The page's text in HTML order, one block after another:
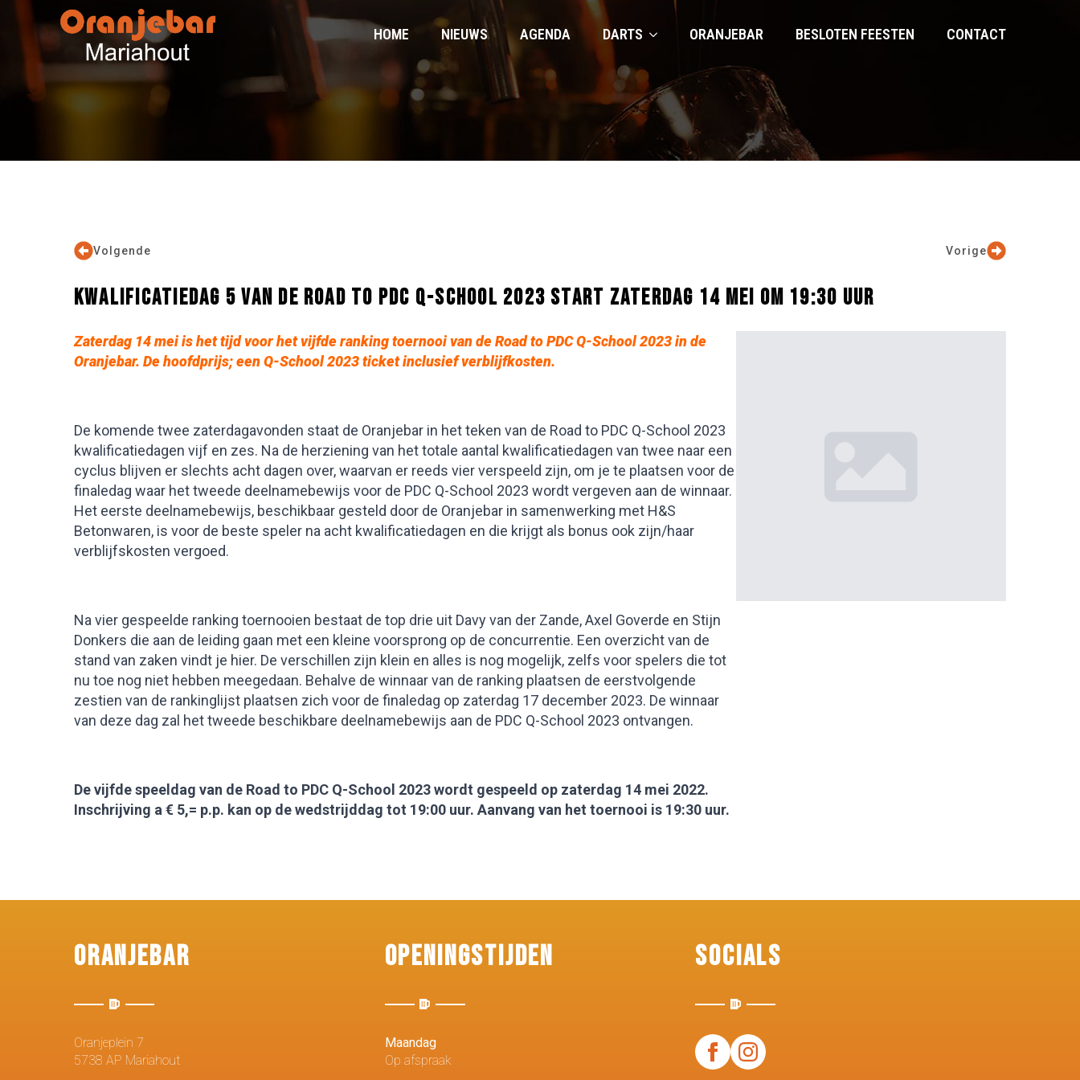
HOME NIEUWS AGENDA DARTS ORANJEBAR BESLOTEN FEESTEN CONTACT
Vorige
Volgende
KWALIFICATIEDAG 5 VAN DE ROAD TO PDC Q-SCHOOL 2023 START ZATERDAG 14 MEI OM 19:30 UUR
Zaterdag 14 mei is het tijd voor het vijfde ranking toernooi van de Road to PDC Q-School 2023 in de
Oranjebar. De hoofdprijs; een Q-School 2023 ticket inclusief verblijfkosten.
De komende twee zaterdagavonden staat de Oranjebar in het teken van de Road to PDC Q-School 2023
kwalificatiedagen vijf en zes. Na de herziening van het totale aantal kwalificatiedagen van twee naar een
cyclus blijven er slechts acht dagen over, waarvan er reeds vier verspeeld zijn, om je te plaatsen voor de
finaledag waar het tweede deelnamebewijs voor de PDC Q-School 2023 wordt vergeven aan de winnaar.
Het eerste deelnamebewijs, beschikbaar gesteld door de Oranjebar in samenwerking met H&S
Betonwaren, is voor de beste speler na acht kwalificatiedagen en die krijgt als bonus ook zijn/haar
verblijfskosten vergoed.
Na vier gespeelde ranking toernooien bestaat de top drie uit Davy van der Zande, Axel Goverde en Stijn
Donkers die aan de leiding gaan met een kleine voorsprong op de concurrentie. Een overzicht van de
stand van zaken vindt je hier. De verschillen zijn klein en alles is nog mogelijk, zelfs voor spelers die tot
nu toe nog niet hebben meegedaan. Behalve de winnaar van de ranking plaatsen de eerstvolgende
zestien van de rankinglijst plaatsen zich voor de finaledag op zaterdag 17 december 2023. De winnaar
van deze dag zal het tweede beschikbare deelnamebewijs aan de PDC Q-School 2023 ontvangen.
De vijfde speeldag van de Road to PDC Q-School 2023 wordt gespeeld op zaterdag 14 mei 2022.
Inschrijving a € 5,= p.p. kan op de wedstrijddag tot 19:00 uur. Aanvang van het toernooi is 19:30 uur.
Oranjebar
Oranjeplein 7
5738 AP Mariahout
Openingstijden
Maandag
Op afspraak
Socials